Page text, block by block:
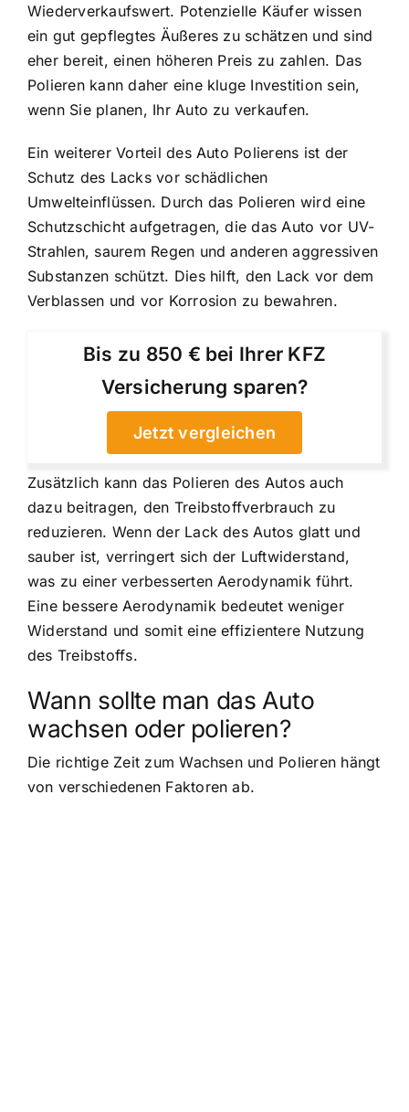
Wiederverkaufswert. Potenzielle Käufer wissen
ein gut gepflegtes Äußeres zu schätzen und sind
eher bereit, einen höheren Preis zu zahlen. Das
Polieren kann daher eine kluge Investition sein,
wenn Sie planen, Ihr Auto zu verkaufen.
Ein weiterer Vorteil des Auto Polierens ist der
Schutz des Lacks vor schädlichen
Umwelteinflüssen. Durch das Polieren wird eine
Schutzschicht aufgetragen, die das Auto vor UV-
Strahlen, saurem Regen und anderen aggressiven
Substanzen schützt. Dies hilft, den Lack vor dem
Verblassen und vor Korrosion zu bewahren.
Bis zu 850 € bei Ihrer KFZ
Versicherung sparen?
Jetzt vergleichen
Zusätzlich kann das Polieren des Autos auch
dazu beitragen, den Treibstoffverbrauch zu
reduzieren. Wenn der Lack des Autos glatt und
sauber ist, verringert sich der Luftwiderstand,
was zu einer verbesserten Aerodynamik führt.
Eine bessere Aerodynamik bedeutet weniger
Widerstand und somit eine effizientere Nutzung
des Treibstoffs.
Wann sollte man das Auto
wachsen oder polieren?
Die richtige Zeit zum Wachsen und Polieren hängt
von verschiedenen Faktoren ab.